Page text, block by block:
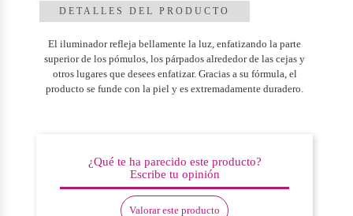
DETALLES DEL PRODUCTO
El iluminador refleja bellamente la luz, enfatizando la parte
superior de los pómulos, los párpados alrededor de las cejas y
otros lugares que desees enfatizar. Gracias a su fórmula, el
producto se funde con la piel y es extremadamente duradero.
¿Qué te ha parecido este producto?
Escribe tu opinión
Valorar este producto